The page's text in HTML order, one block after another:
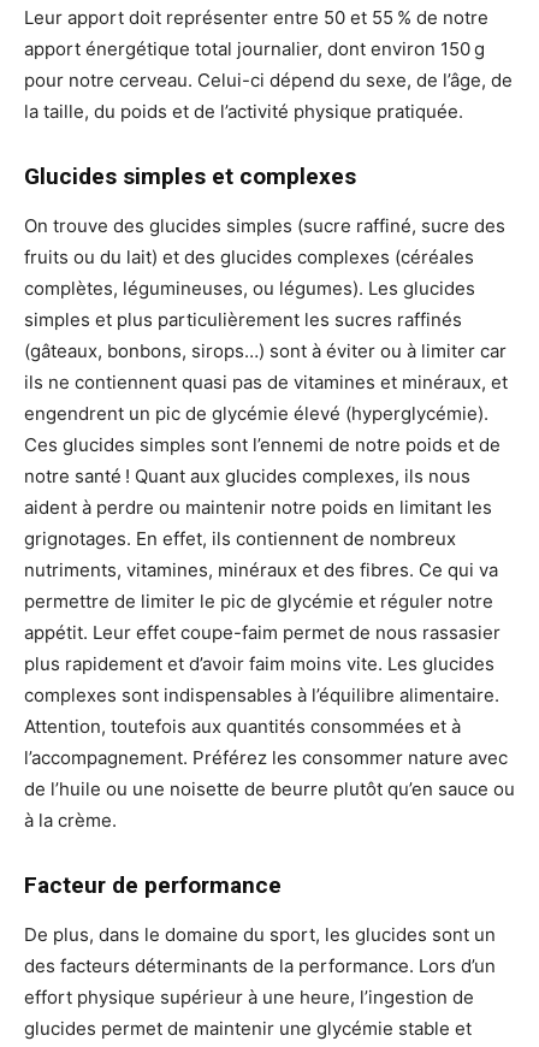
Leur apport doit représenter entre 50 et 55 % de notre
apport énergétique total journalier, dont environ 150 g
pour notre cerveau. Celui-ci dépend du sexe, de l’âge, de
la taille, du poids et de l’activité physique pratiquée.
Glucides simples et complexes
On trouve des glucides simples (sucre raffiné, sucre des
fruits ou du lait) et des glucides complexes (céréales
complètes, légumineuses, ou légumes). Les glucides
simples et plus particulièrement les sucres raffinés
(gâteaux, bonbons, sirops…) sont à éviter ou à limiter car
ils ne contiennent quasi pas de vitamines et minéraux, et
engendrent un pic de glycémie élevé (hyperglycémie).
Ces glucides simples sont l’ennemi de notre poids et de
notre santé ! Quant aux glucides complexes, ils nous
aident à perdre ou maintenir notre poids en limitant les
grignotages. En effet, ils contiennent de nombreux
nutriments, vitamines, minéraux et des fibres. Ce qui va
permettre de limiter le pic de glycémie et réguler notre
appétit. Leur effet coupe-faim permet de nous rassasier
plus rapidement et d’avoir faim moins vite. Les glucides
complexes sont indispensables à l’équilibre alimentaire.
Attention, toutefois aux quantités consommées et à
l’accompagnement. Préférez les consommer nature avec
de l’huile ou une noisette de beurre plutôt qu’en sauce ou
à la crème.
Facteur de performance
De plus, dans le domaine du sport, les glucides sont un
des facteurs déterminants de la performance. Lors d’un
effort physique supérieur à une heure, l’ingestion de
glucides permet de maintenir une glycémie stable et